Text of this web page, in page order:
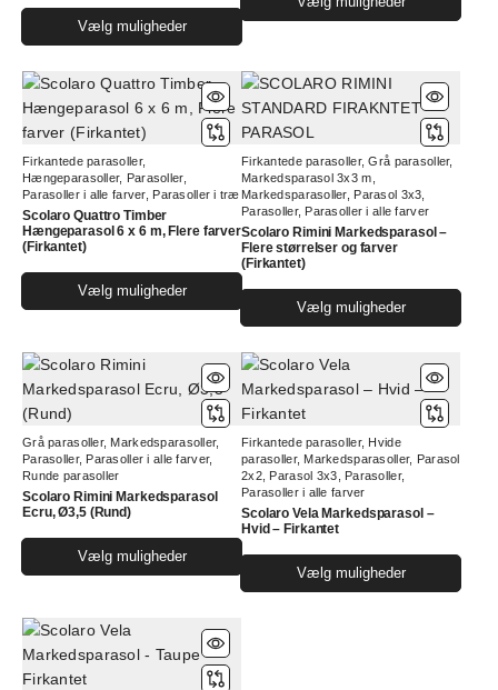
Vælg muligheder
Dette
vare
har
flere
varianter.
Mulighederne
kan
vælges
på
varesiden
vare
Firkantede parasoller,
Hængeparasoller, Parasoller,
Parasoller i alle farver, Parasoller i træ
Scolaro Quattro Timber
Hængeparasol 6 x 6 m, Flere farver
(Firkantet)
Vælg muligheder
har
flere
varianter.
Mulighederne
vælges
på
Firkantede parasoller,Grå parasoller,
Markedsparasol 3x3 m
Markedsparasoller, Parasol 3x3
Parasoller, Parasoller i alle farver
Scolaro Rimini Markedsparasol –
Flere størrelser og farver
(Firkantet)
Vælg muligheder
vare
Grå parasoller, Markedsparasoller,
Parasoller, Parasoller i alle farver,
Runde parasoller
Scolaro Rimini Markedsparasol
Ecru, Ø3,5 (Rund)
Vælg muligheder
har
Firkantede parasoller, Hvide
parasoller, Markedsparasoller, Parasol
2x2, Parasol 3x3 Parasoller,
Parasoller i alle farver
Scolaro Vela Markedsparasol –
Hvid – Firkantet
Vælg muligheder
vare